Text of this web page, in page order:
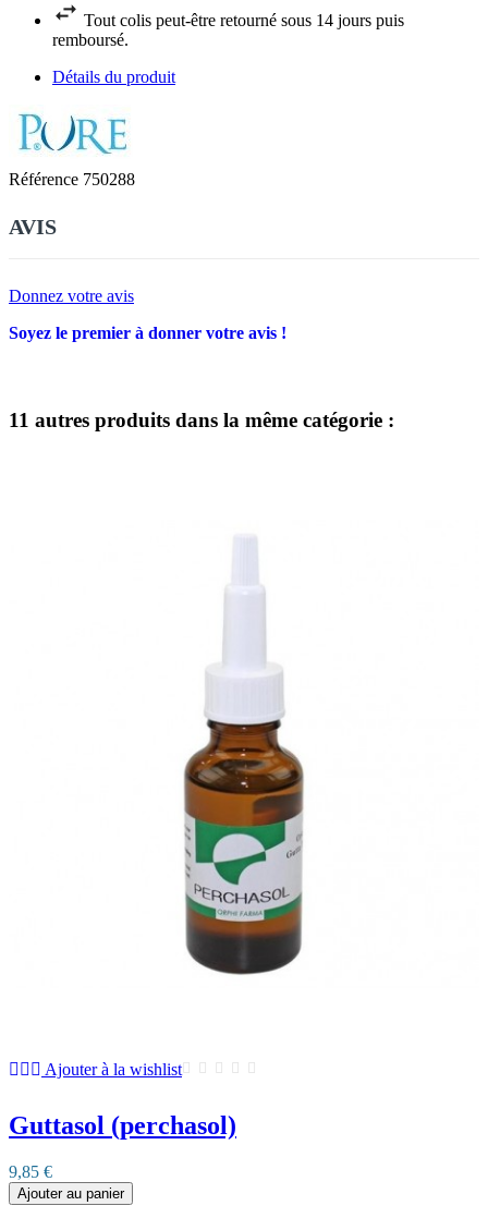
Tout colis peut-être retourné sous 14 jours puis
remboursé.
Détails du produit
Référence 750288
AVIS
Donnez votre avis
Soyez le premier à donner votre avis !
11 autres produits dans la même catégorie :
Ajouter à la wishlist
Guttasol (perchasol)
9,85 €
Ajouter au panier